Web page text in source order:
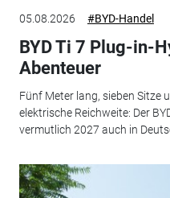
05.08.2026 #BYD-Handel
BYD Ti 7 Plug-in-
Abenteuer
Fünf Meter lang, sieben Sitze
elektrische Reichweite: Der
vermutlich 2027 auch in